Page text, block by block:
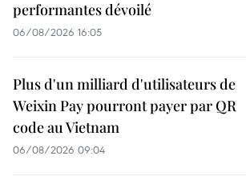
performantes dévoilé
06/08/2026 16:05
Plus d'un milliard d'utilisateurs de
Weixin Pay pourront payer par QR
code au Vietnam
06/08/2026 09:04